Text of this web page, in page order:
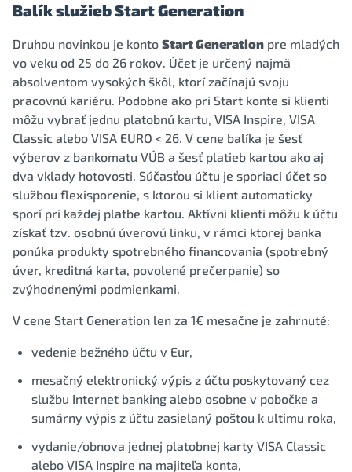
Balík služieb Start Generation
Druhou novinkou je konto Start Generation pre mladých
vo veku od 25 do 26 rokov. Účet je určený najmä
absolventom vysokých škôl, ktorí začínajú svoju
pracovnú kariéru. Podobne ako pri Start konte si klienti
môžu vybrať jednu platobnú kartu, VISA Inspire, VISA
Classic alebo VISA EURO < 26. V cene balíka je šesť
výberov z bankomatu VÚB a šesť platieb kartou ako aj
dva vklady hotovosti. Súčasťou účtu je sporiaci účet so
službou flexisporenie, s ktorou si klient automaticky
sporí pri každej platbe kartou. Aktívni klienti môžu k účtu
získať tzv. osobnú úverovú linku, v rámci ktorej banka
ponúka produkty spotrebného financovania (spotrebný
úver, kreditná karta, povolené prečerpanie) so
zvýhodnenými podmienkami.
V cene Start Generation len za 1€ mesačne je zahrnuté:
vedenie bežného účtu v Eur,
mesačný elektronický výpis z účtu poskytovaný cez
službu Internet banking alebo osobne v pobočke a
sumárny výpis z účtu zasielaný poštou k ultimu roka,
vydanie/obnova jednej platobnej karty VISA Classic
alebo VISA Inspire na majiteľa konta,